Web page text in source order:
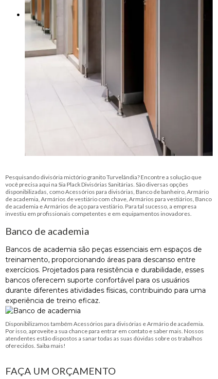
Pesquisando divisória mictório granito Turvelândia? Encontre a solução que
você precisa aqui na Sia Plack Divisórias Sanitárias. São diversas opções
disponibilizadas, como Acessórios para divisórias, Banco de banheiro, Armário
de academia, Armários de vestiário com chave, Armários para vestiários, Banco
de academia e Armários de aço para vestiário. Para tal sucesso, a empresa
investiu em profissionais competentes e em equipamentos inovadores.
Banco de academia
Bancos de academia são peças essenciais em espaços de
treinamento, proporcionando áreas para descanso entre
exercícios. Projetados para resistência e durabilidade, esses
bancos oferecem suporte confortável para os usuários
durante diferentes atividades físicas, contribuindo para uma
experiência de treino eficaz.
Disponibilizamos também Acessórios para divisórias e Armário de academia.
Por isso, aproveite a sua chance para entrar em contato e saber mais. Nossos
atendentes estão dispostos a sanar todas as suas dúvidas sobre os trabalhos
oferecidos. Saiba mais!
FAÇA UM ORÇAMENTO